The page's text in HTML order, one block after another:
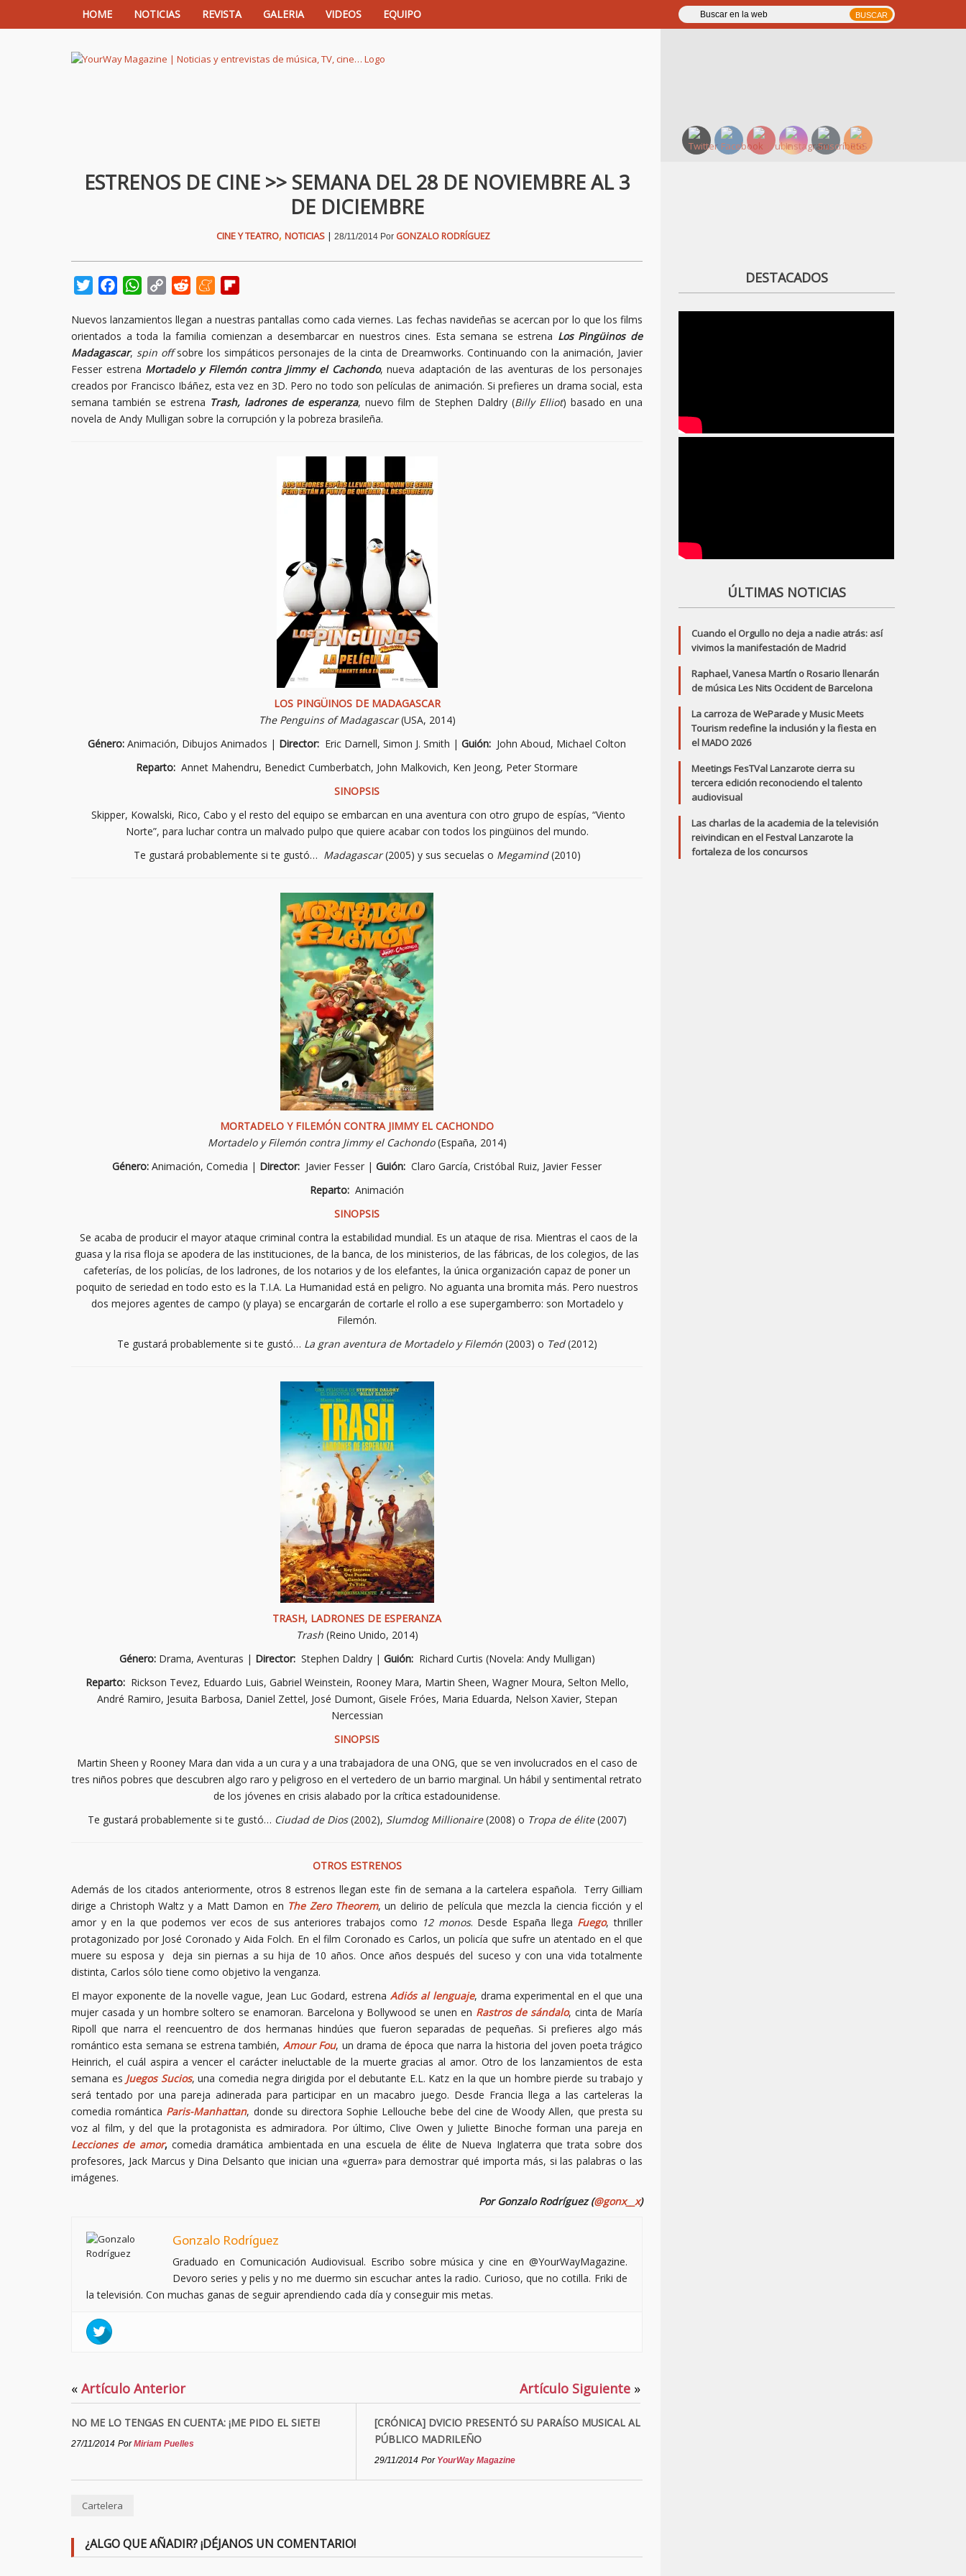
HOME NOTICIAS REVISTA GALERIA VIDEOS EQUIPO
ESTRENOS DE CINE >> SEMANA DEL 28 DE NOVIEMBRE AL 3
DE DICIEMBRE
CINE Y TEATRO, NOTICIAS | 28/11/2014 Por GONZALO RODRÍGUEZ
TwitterFacebookWhatsApp
Copy
Reddit Meneame
Nuevos lanzamientos llegan a nuestras pantallas como cada viernes. Las fechas navideñas se acercan por lo que los films
orientados a toda la familia comienzan a desembarcar en nuestros cines. Esta semana se estrena Los Pingüinos de
Madagascar, spin offsobre los simpáticos personajes de la cinta de Dreamworks. Continuando con la animación, Javier
Fesser estrena Mortadelo y Filemón contra Jimmy el Cachondo, nueva adaptación de las aventuras de los personajes
creados por Francisco Ibáñez, esta vez en 3D. Pero no todo son películas de animación. Si prefieres un drama social, esta
semana también se estrena Trash, ladrones de esperanza, nuevo film de Stephen Daldry (Billy Elliot) basado en una
novela de Andy Mulligan sobre la corrupción y la pobreza brasileña.
LOS PINGÜINOS DE MADAGASCAR
The Penguins of Madagascar(USA, 2014)
Género: Animación, Dibujos Animados | Director: Eric Darnell, Simon J. Smith | Guión: John Aboud, Michael Colton
Reparto: Annet Mahendru, Benedict Cumberbatch, John Malkovich, Ken Jeong, Peter Stormare
SINOPSIS
Skipper, Kowalski, Rico, Cabo y el resto del equipo se embarcan en una aventura con otro grupo de espías, “Viento
Norte”, para luchar contra un malvado pulpo que quiere acabar con todos los pingüinos del mundo.
Te gustará probablemente si te gustó… Madagascar(2005) y sus secuelas o Megamind(2010)
MORTADELO Y FILEMÓN CONTRA JIMMY EL CACHONDO
Mortadelo y Filemón contra Jimmy el Cachondo(España, 2014)
Género: Animación, Comedia | Director: Javier Fesser | Guión: Claro García, Cristóbal Ruiz, Javier Fesser
Reparto: Animación
SINOPSIS
Se acaba de producir el mayor ataque criminal contra la estabilidad mundial. Es un ataque de risa. Mientras el caos de la
guasa y la risa floja se apodera de las instituciones, de la banca, de los ministerios, de las fábricas, de los colegios, de las
cafeterías, de los policías, de los ladrones, de los notarios y de los elefantes, la única organización capaz de poner un
poquito de seriedad en todo esto es la T.I.A. La Humanidad está en peligro. No aguanta una bromita más. Pero nuestros
dos mejores agentes de campo (y playa) se encargarán de cortarle el rollo a ese supergamberro: son Mortadelo y
Filemón.
Te gustará probablemente si te gustó… La gran aventura de Mortadelo y Filemón (2003) o Ted(2012)
TRASH, LADRONES DE ESPERANZA
Trash(Reino Unido, 2014)
Género: Drama, Aventuras | Director: Stephen Daldry | Guión: Richard Curtis (Novela: Andy Mulligan)
Reparto: Rickson Tevez, Eduardo Luis, Gabriel Weinstein, Rooney Mara, Martin Sheen, Wagner Moura, Selton Mello,
André Ramiro, Jesuita Barbosa, Daniel Zettel, José Dumont, Gisele Fróes, Maria Eduarda, Nelson Xavier, Stepan
Nercessian
SINOPSIS
Martin Sheen y Rooney Mara dan vida a un cura y a una trabajadora de una ONG, que se ven involucrados en el caso de
tres niños pobres que descubren algo raro y peligroso en el vertedero de un barrio marginal. Un hábil y sentimental retrato
de los jóvenes en crisis alabado por la crítica estadounidense.
Te gustará probablemente si te gustó… Ciudad de Dios(2002), Slumdog Millionaire(2008) o Tropa de élite(2007)
OTROS ESTRENOS
Además de los citados anteriormente, otros 8 estrenos llegan este fin de semana a la cartelera española. Terry Gilliam
dirige a Christoph Waltz y a Matt Damon en The Zero Theorem, un delirio de película que mezcla la ciencia ficción y el
amor y en la que podemos ver ecos de sus anteriores trabajos como 12 monos. Desde España llega Fuego, thriller
protagonizado por José Coronado y Aida Folch. En el film Coronado es Carlos, un policía que sufre un atentado en el que
muere su esposa y deja sin piernas a su hija de 10 años. Once años después del suceso y con una vida totalmente
distinta, Carlos sólo tiene como objetivo la venganza.
El mayor exponente de la novelle vague, Jean Luc Godard, estrena Adiós al lenguaje, drama experimental en el que una
mujer casada y un hombre soltero se enamoran. Barcelona y Bollywood se unen en Rastros de sándalo, cinta de María
Ripoll que narra el reencuentro de dos hermanas hindúes que fueron separadas de pequeñas. Si prefieres algo más
romántico esta semana se estrena también, Amour Fou, un drama de época que narra la historia del joven poeta trágico
Heinrich, el cuál aspira a vencer el carácter ineluctable de la muerte gracias al amor. Otro de los lanzamientos de esta
semana es Juegos Sucios, una comedia negra dirigida por el debutante E.L. Katz en la que un hombre pierde su trabajo y
será tentado por una pareja adinerada para participar en un macabro juego. Desde Francia llega a las carteleras la
comedia romántica Paris-Manhattan, donde su directora Sophie Lellouche bebe del cine de Woody Allen, que presta su
voz al film, y del que la protagonista es admiradora. Por último, Clive Owen y Juliette Binoche forman una pareja en
Lecciones de amor,comedia dramática ambientada en una escuela de élite de Nueva Inglaterra que trata sobre dos
profesores, Jack Marcus y Dina Delsanto que inician una «guerra» para demostrar qué importa más, si las palabras o las
imágenes.
Por Gonzalo Rodríguez (@gonx__x)
Gonzalo Rodríguez
Graduado en Comunicación Audiovisual. Escribo sobre música y cine en @YourWayMagazine.
Devoro series y pelis y no me duermo sin escuchar antes la radio. Curioso, que no cotilla. Friki de
la televisión. Con muchas ganas de seguir aprendiendo cada día y conseguir mis metas.
« Artículo Anterior
NO ME LO TENGAS EN CUENTA: ¡ME PIDO EL SIETE!
27/11/2014 PorMiriam Puelles
Artículo Siguiente »
[CRÓNICA] DVICIO PRESENTÓ SU PARAÍSO MUSICAL AL
PÚBLICO MADRILEÑO
29/11/2014 Por YourWay Magazine
Cartelera
¿ALGO QUE AÑADIR? ¡DÉJANOS UN COMENTARIO!
DESTACADOS
ÚLTIMAS NOTICIAS
Cuando el Orgullo no deja a nadie atrás: así
vivimos la manifestación de Madrid
Raphael, Vanesa Martín o Rosario llenarán
de música Les Nits Occident de Barcelona
La carroza de WeParade y Music Meets
Tourism redefine la inclusión y la fiesta en
el MADO 2026
Meetings FesTVal Lanzarote cierra su
tercera edición reconociendo el talento
audiovisual
Las charlas de la academia de la televisión
reivindican en el Festval Lanzarote la
fortaleza de los concursos